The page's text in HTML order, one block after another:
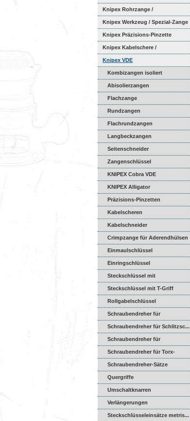
Knipex Rohrzange /
Wasserpumpen...
Knipex Werkzeug / Spezial-Zange
Knipex Präzisions-Pinzette
Knipex Kabelschere /
Kombischer...
Knipex VDE
Kombizangen isoliert
Abisolierzangen
Flachzange
Rundzangen
Flachrundzangen
Langbeckzangen
Seitenschneider
Zangenschlüssel
KNIPEX Cobra VDE
KNIPEX Alligator
Präzisions-Pinzetten
Kabelscheren
Kabelschneider
Crimpzange für Aderendhülsen
Einmaulschlüssel
Einringschlüssel
Steckschlüssel mit
Schraubend...
Steckschlüssel mit T-Griff
Rollgabelschlüssel
Schraubendreher für
Innensech...
Schraubendreher für Schlitzsc...
Schraubendreher für
Kreuzschl...
Schraubendreher für Torx-
Schr...Schraubendreher-Sätze
Quergriffe
Umschaltknarren
Verlängerungen
Steckschlüsseleinsätze metris...